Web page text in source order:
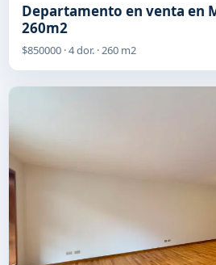
Departamento en venta en
260m2
$850000 · 4 dor. · 260 m2